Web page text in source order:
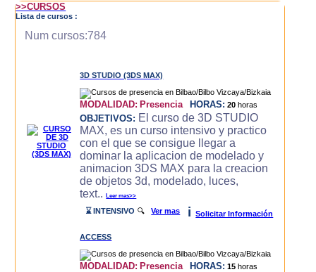
>>CURSOS
Lista de cursos :
Num cursos:784
3D STUDIO (3DS MAX)
MODALIDAD: Presencia HORAS: 20 horas
OBJETIVOS: El curso de 3D STUDIO
MAX, es un curso intensivo y practico
con el que se consigue llegar a
dominar la aplicacion de modelado y
animacion 3DS MAX para la creacion
de objetos 3d, modelado, luces,
text..Leer mas>>
⌛ INTENSIVO 🔍Ver mas i Solicitar Información
ACCESS
MODALIDAD: Presencia HORAS: 15 horas